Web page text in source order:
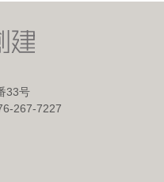
33号
267-7227